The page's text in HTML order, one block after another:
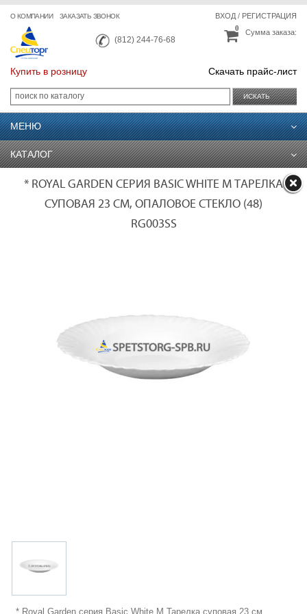
О КОМПАНИИ ЗАКАЗАТЬ ЗВОНОК
(812) 244-76-68
ВХОД/ РЕГИСТРАЦИЯ
Сумма заказа:
0
Купить в розницу Скачать прайс-лист
ИСКАТЬ
МЕНЮ
КАТАЛОГ
* ROYAL GARDEN СЕРИЯ BASIC WHITE M ТАРЕЛКА
СУПОВАЯ 23 СМ, ОПАЛОВОЕ СТЕКЛО (48)
RG003SS
* Royal Garden серия Basic White M Тарелка суповая 23 см,